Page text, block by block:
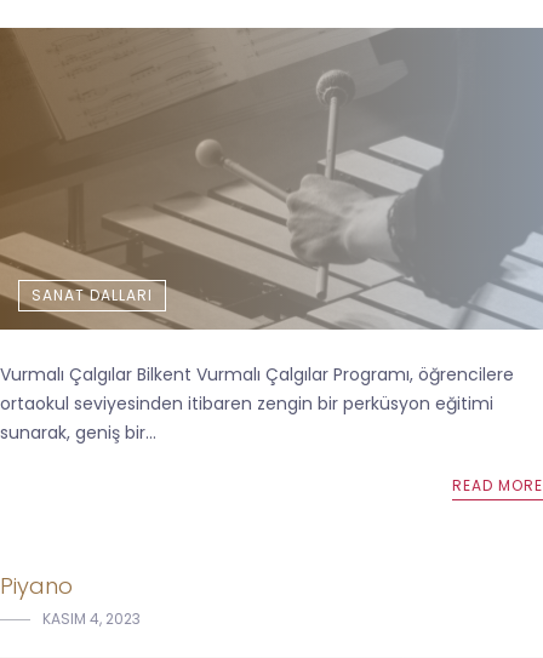
SANAT DALLARI
Vurmalı Çalgılar Bilkent Vurmalı Çalgılar Programı, öğrencilere
ortaokul seviyesinden itibaren zengin bir perküsyon eğitimi
sunarak, geniş bir...
READ MORE
Piyano
KASIM 4, 2023